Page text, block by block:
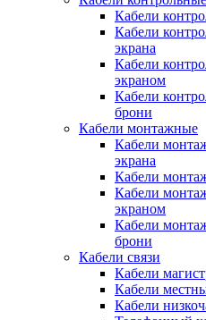
Кабели
Кабели
экрана
Кабели
экраном
Кабели
брони
Кабели монтажные
Кабели
экрана
Кабели
Кабели
экраном
Кабели
брони
Кабели связи
Кабели
Кабели
Кабели